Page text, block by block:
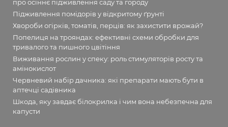
про осіннє підживлення саду та городу
Підживлення помідорів у відкритому ґрунті
Хвороби огірків, томатів, перців: як захистити врожай?
Попелиця на трояндах: ефективні схеми обробки для
тривалого та пишного цвітіння
Виживання рослин у спеку: роль стимуляторів росту та
амінокислот
Червневий набір дачника: які препарати мають бути в
аптечці садівника
Шкода, яку завдає білокрилка і чим вона небезпечна для
капусти